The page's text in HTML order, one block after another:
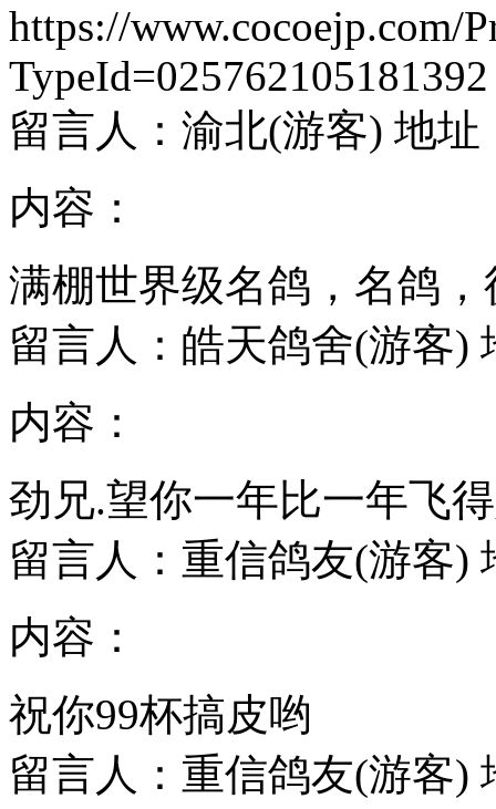
https://www.cocoejp.com/
TypeId=025762105181392
留言人：渝北(游客) 地址
内容：
满棚世界级名鸽，名鸽
留言人：皓天鸽舍(游客)
内容：
劲兄.望你一年比一年飞
留言人：重信鸽友(游客)
内容：
祝你99杯搞皮哟
留言人：重信鸽友(游客)